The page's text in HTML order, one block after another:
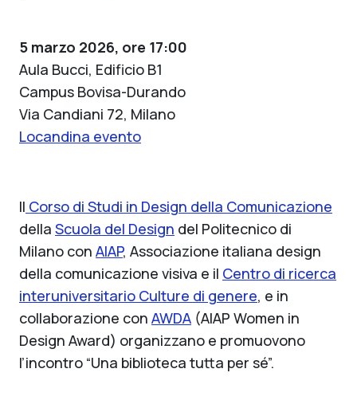
5 marzo 2026, ore 17:00
Aula Bucci, Edificio B1
Campus Bovisa-Durando
Via Candiani 72, Milano
Locandina evento
Il Corso di Studi in Design della Comunicazione
della Scuola del Design del Politecnico di
Milano con AIAP, Associazione italiana design
della comunicazione visiva e il Centro di ricerca
interuniversitario Culture di genere, e in
collaborazione con AWDA (AIAP Women in
Design Award) organizzano e promuovono
l’incontro “Una biblioteca tutta per sé”.